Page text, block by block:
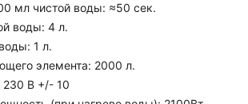
мл чистой воды: ≈50 сек.
воды: 4 л.
1 л.
элемента: 2000 л.
230 В +/- 10